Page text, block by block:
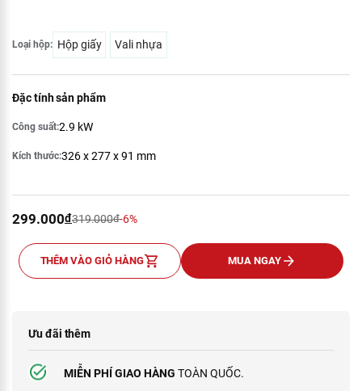
Loại hộp: Hộp giấy Vali nhựa
Đặc tính sản phẩm
Công suất:2.9 kW
Kích thước:326 x 277 x 91 mm
299.000đ319.000đ-6%
Ưu đãi thêm
MIỄN PHÍ GIAO HÀNG TOÀN QUỐC.